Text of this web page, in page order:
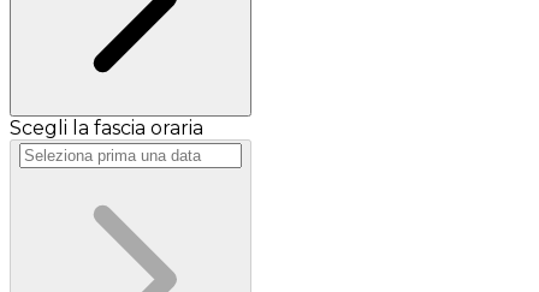
Scegli la fascia oraria